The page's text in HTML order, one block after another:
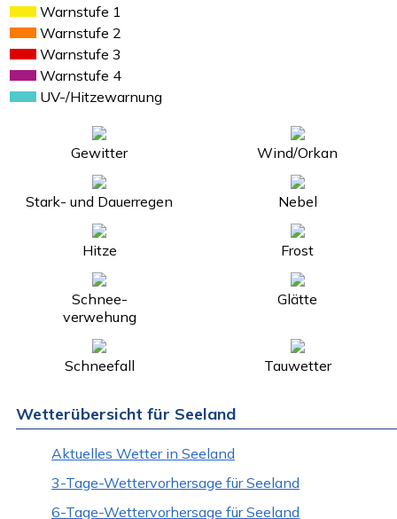
Warnstufe 1
Warnstufe 2
Warnstufe 3
Warnstufe 4
UV-/Hitzewarnung
Gewitter Wind/Orkan
Stark- und Dauerregen Nebel
Hitze Frost
Schnee-
verwehung
Glätte
Schneefall Tauwetter
Wetterübersicht für Seeland
Aktuelles Wetter in Seeland
3-Tage-Wettervorhersage für Seeland
6-Tage-Wettervorhersage für Seeland